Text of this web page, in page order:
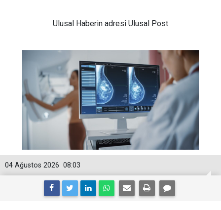
Ulusal Haberin adresi Ulusal Post
08:03
04 Ağustos 2026